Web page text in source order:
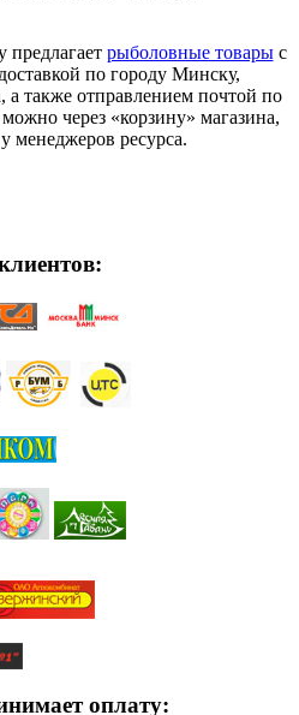
предлагает рыболовные товарыс
по городу Минску,
также отправлением почтой по
через «корзину» магазина,
менеджеров ресурса.
оплату: